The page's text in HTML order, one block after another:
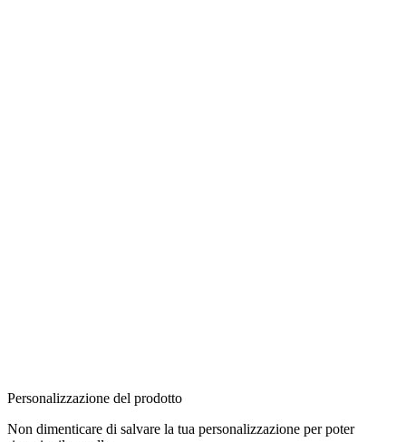
Personalizzazione del prodotto
Non dimenticare di salvare la tua personalizzazione per poter